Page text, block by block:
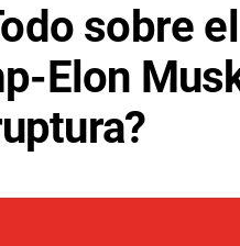
sobre
Elon